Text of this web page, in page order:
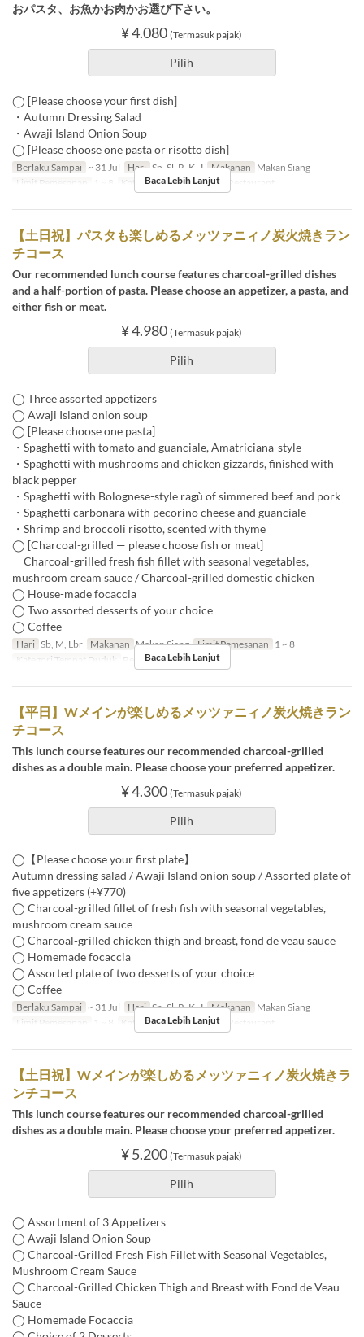
おパスタ、お魚かお肉かお選び下さい。
¥ 4.080 (Termasuk pajak)
Pilih
◯ [Please choose your first dish]
・Autumn Dressing Salad
・Awaji Island Onion Soup
◯ [Please choose one pasta or risotto dish]
Berlaku Sampai ~ 31 Jul Hari Sn, Sl, R, K, J Makanan Makan Siang
Limit Pemesanan
1 ~ 8 Kategori Tempat Duduk Restaurant
Baca Lebih Lanjut
【土日祝】パスタも楽しめるメッツァニィノ炭火焼きラン
チコース
Our recommended lunch course features charcoal-grilled dishes
and a half-portion of pasta. Please choose an appetizer, a pasta, and
either fish or meat.
¥ 4.980 (Termasuk pajak)
Pilih
◯ Three assorted appetizers
◯ Awaji Island onion soup
◯ [Please choose one pasta]
・Spaghetti with tomato and guanciale, Amatriciana-style
・Spaghetti with mushrooms and chicken gizzards, finished with
black pepper
・Spaghetti with Bolognese-style ragù of simmered beef and pork
・Spaghetti carbonara with pecorino cheese and guanciale
・Shrimp and broccoli risotto, scented with thyme
◯ [Charcoal-grilled — please choose fish or meat]
Charcoal-grilled fresh fish fillet with seasonal vegetables,
mushroom cream sauce / Charcoal-grilled domestic chicken
◯ House-made focaccia
◯ Two assorted desserts of your choice
◯ Coffee
Hari Sb, M, Lbr Makanan Makan Siang Limit Pemesanan 1 ~ 8
Kategori Tempat Duduk
Restaurant
Baca Lebih Lanjut
【平日】Wメインが楽しめるメッツァニィノ炭火焼きラン
チコース
This lunch course features our recommended charcoal-grilled
dishes as a double main. Please choose your preferred appetizer.
¥ 4.300 (Termasuk pajak)
Pilih
◯【Please choose your first plate】
Autumn dressing salad / Awaji Island onion soup / Assorted plate of
five appetizers (+¥770)
◯ Charcoal-grilled fillet of fresh fish with seasonal vegetables,
mushroom cream sauce
◯ Charcoal-grilled chicken thigh and breast, fond de veau sauce
◯ Homemade focaccia
◯ Assorted plate of two desserts of your choice
◯ Coffee
Berlaku Sampai ~ 31 Jul Hari Sn, Sl, R, K, J Makanan Makan Siang
Limit Pemesanan
1 ~ 8 Kategori Tempat Duduk Restaurant
Baca Lebih Lanjut
【土日祝】Wメインが楽しめるメッツァニィノ炭火焼きラ
ンチコース
This lunch course features our recommended charcoal-grilled
dishes as a double main. Please choose your preferred appetizer.
¥ 5.200 (Termasuk pajak)
Pilih
◯ Assortment of 3 Appetizers
◯ Awaji Island Onion Soup
◯ Charcoal-Grilled Fresh Fish Fillet with Seasonal Vegetables,
Mushroom Cream Sauce
◯ Charcoal-Grilled Chicken Thigh and Breast with Fond de Veau
Sauce
◯ Homemade Focaccia